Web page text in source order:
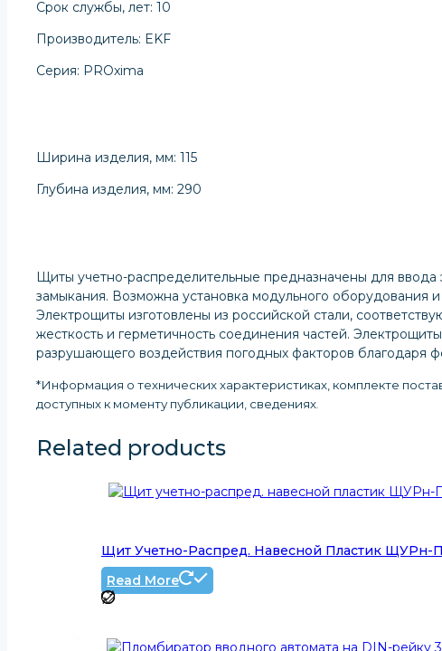
Срок службы, лет: 10
Производитель: EKF
Серия: PROxima
Ширина изделия, мм: 115
Глубина изделия, мм: 290
Щиты учетно-распределительные предназначены для ввода
замыкания. Возможна установка модульного оборудования
Электрощиты изготовлены из российской стали,
жесткость и герметичность соединения частей.
разрушающего воздействия погодных факторов благодаря
*Информация о технических характеристиках, комплекте
доступных к моменту публикации, сведениях.
Related products
Щит Учетно-Распред. Навесной Пластик ЩУРн-П
Read More